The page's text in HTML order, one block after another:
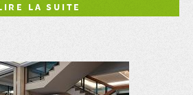
LA SUITE